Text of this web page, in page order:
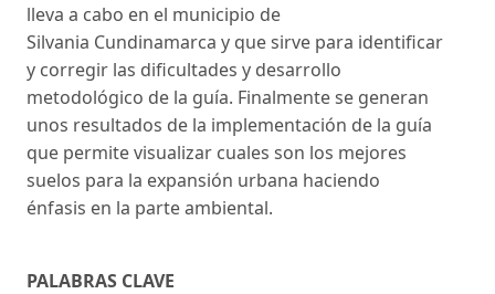
lleva a cabo en el municipio de
Silvania Cundinamarca y que sirve para identificar
y corregir las dificultades y desarrollo
metodológico de la guía. Finalmente se generan
unos resultados de la implementación de la guía
que permite visualizar cuales son los mejores
suelos para la expansión urbana haciendo
énfasis en la parte ambiental.
PALABRAS CLAVE